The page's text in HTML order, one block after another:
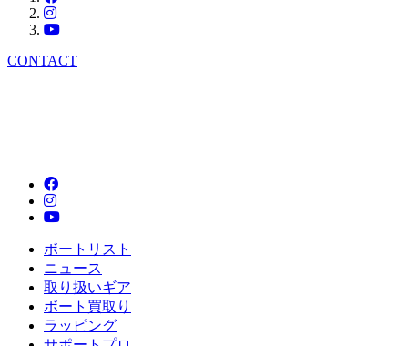
CONTACT
ボートリスト
ニュース
取り扱いギア
ボート買取り
ラッピング